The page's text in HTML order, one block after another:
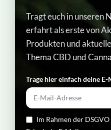
Tragt euch in unseren
erfahrt als erste von
Produkten und
Thema CBD und
Trage hier einfach deine
Im Rahmen der